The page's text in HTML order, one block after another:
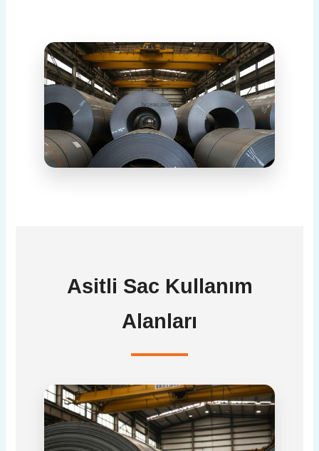
Asitli SacKullanım
Alanları